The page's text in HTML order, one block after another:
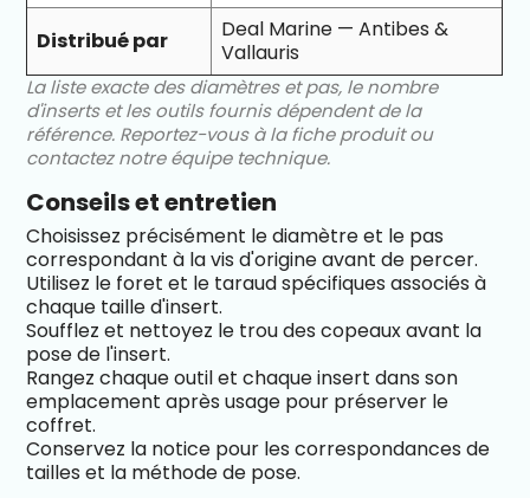
Distribué par
Deal Marine — Antibes &
Vallauris
La liste exacte des diamètres et pas, le nombre
d'inserts et les outils fournis dépendent de la
référence. Reportez-vous à la fiche produit ou
contactez notre équipe technique.
Conseils et entretien
Choisissez précisément le diamètre et le pas
correspondant à la vis d'origine avant de percer.
Utilisez le foret et le taraud spécifiques associés à
chaque taille d'insert.
Soufflez et nettoyez le trou des copeaux avant la
pose de l'insert.
Rangez chaque outil et chaque insert dans son
emplacement après usage pour préserver le
coffret.
Conservez la notice pour les correspondances de
tailles et la méthode de pose.